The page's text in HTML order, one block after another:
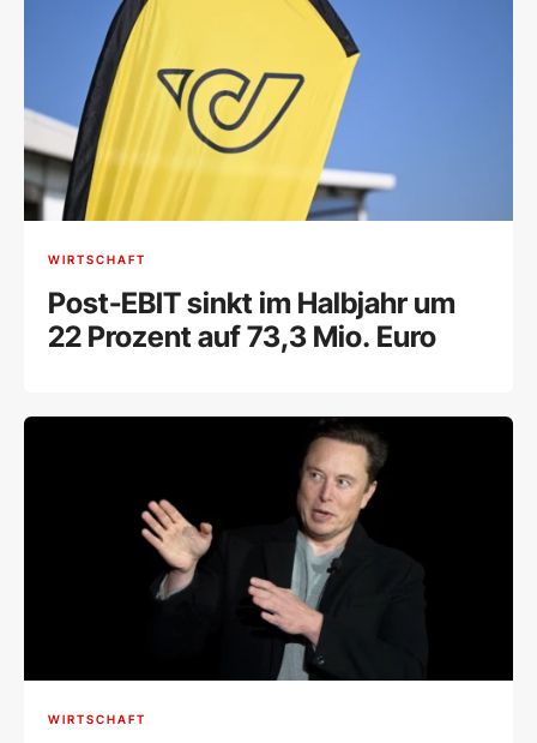
WIRTSCHAFT
Post-EBIT sinkt im Halbjahr um
22 Prozent auf 73,3 Mio. Euro
WIRTSCHAFT